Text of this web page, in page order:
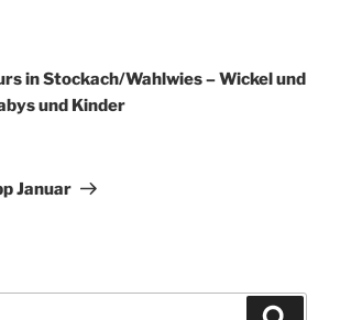
in Stockach/Wahlwies – Wickel und
und Kinder
Januar